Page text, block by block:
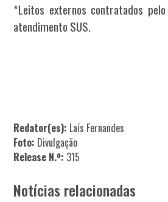
*Leitos externos contratados
atendimento SUS.
Redator(es): Laís Fernandes
Foto: Divulgação
Release N.º: 315
Notícias relacionadas